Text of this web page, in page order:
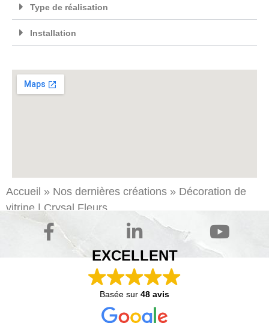
Type de réalisation
Installation
Accueil » Nos dernières créations » Décoration de
vitrine | Crysal Fleurs
EXCELLENT
Basée sur 48 avis